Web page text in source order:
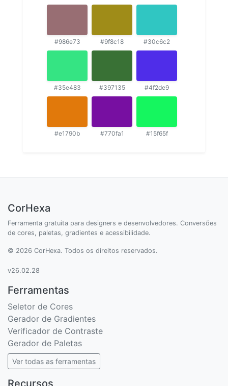
#986e73 #9f8c18 #30c6c2
#35e483 #397135 #4f2de9
#e1790b #770fa1 #15f65f
CorHexa
Ferramenta gratuita para designers e desenvolvedores. Conversões
de cores, paletas, gradientes e acessibilidade.
© 2026 CorHexa. Todos os direitos reservados.
v26.02.28
Ferramentas
Seletor de Cores
Gerador de Gradientes
Verificador de Contraste
Gerador de Paletas
Ver todas as ferramentas
Recursos